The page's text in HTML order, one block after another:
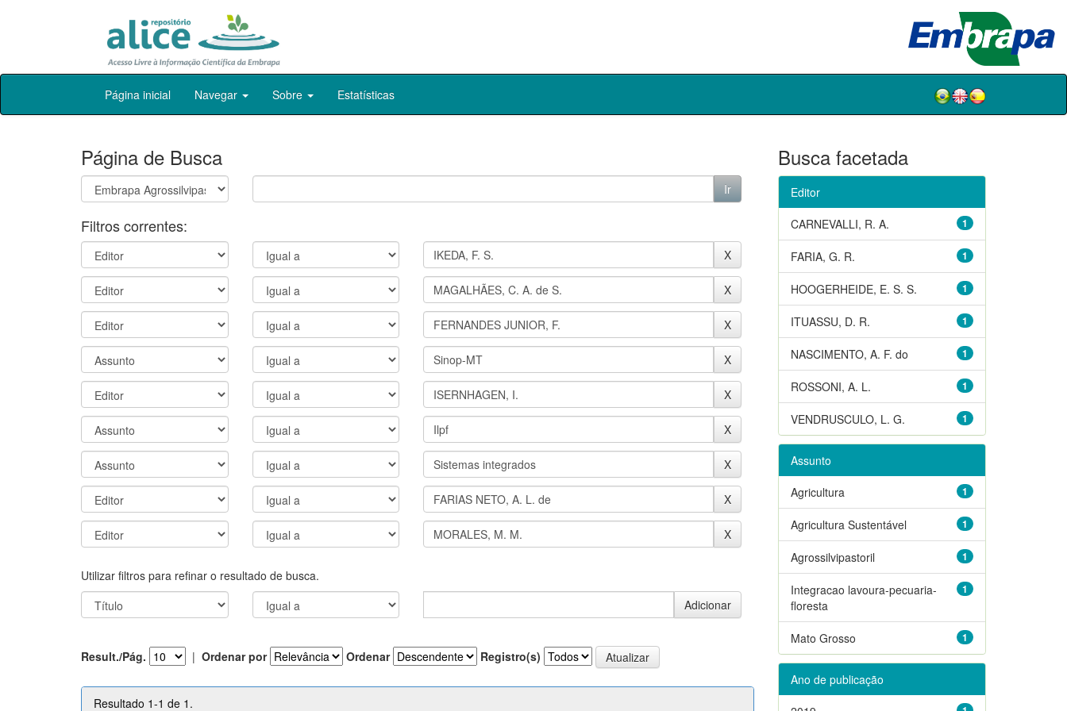
Skip
Página inicial Navegar Sobre Estatísticas
Página de Busca
Filtros correntes:
Utilizar filtros para refinar o resultado de busca.
Result./Pág. | Ordenar por Ordenar Registro(s)
Resultado 1-1 de 1.
Busca facetada
Editor
1
CARNEVALLI, R. A.
1
FARIA, G. R.
1
HOOGERHEIDE, E. S. S.
1
ITUASSU, D. R.
1
NASCIMENTO, A. F. do
1
ROSSONI, A. L.
1
VENDRUSCULO, L. G.
Assunto
1
Agricultura
1
Agricultura Sustentável
1
Agrossilvipastoril
1
Integracao lavoura-pecuaria-
floresta
1
Mato Grosso
Ano de publicação